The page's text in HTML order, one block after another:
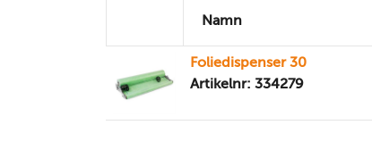
Namn
Foliedispenser 30
Artikelnr: 334279